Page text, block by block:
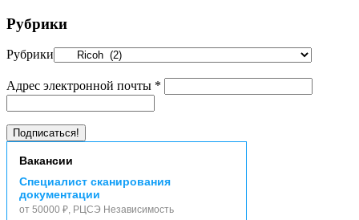
Рубрики
Рубрики
Адрес электронной почты *
Вакансии
Специалист сканирования
документации
от 50000 ₽, РЦСЭ Независимость